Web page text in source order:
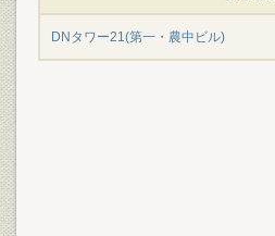
DNタワー21(第一・農中ビル)